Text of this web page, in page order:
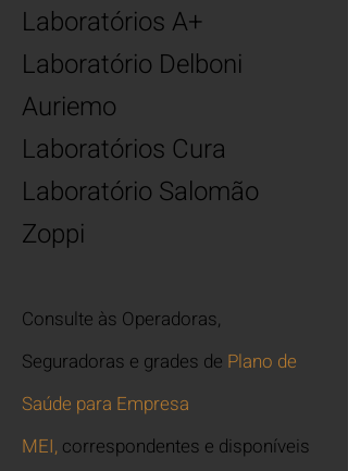
Laboratórios A+
Laboratório Delboni
Auriemo
Laboratórios Cura
Laboratório Salomão
Zoppi
Consulte às Operadoras,
Seguradoras e grades de Plano de
Saúde para Empresa
MEI, correspondentes e disponíveis